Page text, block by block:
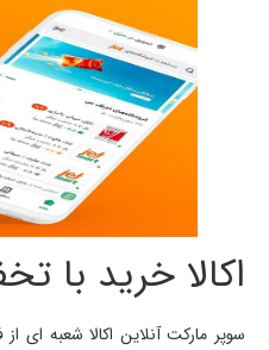
اکالا خرید با
سوپر مارکت آنلاین اکالا شعبه ای